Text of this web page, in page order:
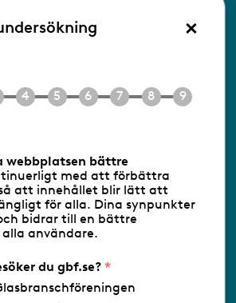
www.gbf.se-
AB - Ansvarig
×
webbplatsen bättre
med att förbättra
att innehållet blir lätt att
för alla. Dina synpunkter
bidrar till en bättre
alla användare.
du gbf.se?